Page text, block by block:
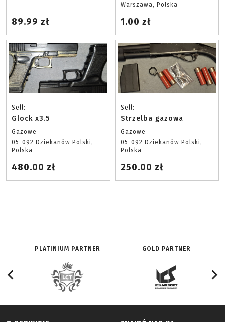
89.99 zł
Warszawa, Polska
1.00 zł
Sell:
Glock x3.5
Gazowe
05-092 Dziekanów Polski,
Polska
480.00 zł
Sell:
Strzelba gazowa
Gazowe
05-092 Dziekanów Polski,
Polska
250.00 zł
PLATINIUM PARTNER GOLD PARTNER